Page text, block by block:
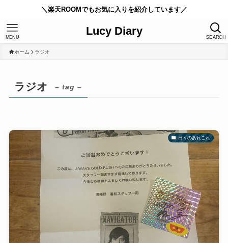
＼楽天ROOMでもお気に入りを紹介しています／
Lucy Diary SEARCH
MENU
ホーム ラジオ
ラジオ – tag –
日々のあれこれ